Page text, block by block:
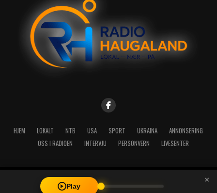
HJEM LOKALT NTB USA SPORT UKRAINA
ANNONSERING
OSS I RADIOEN
INTERVJU PERSONVERN LIVESENTER
Copyright © 2026 A-Media AS | Radio Haugaland - Haraldsgata 114,
5527 Haugesund - Mail: post@radioh.no - Telefon: 52717273
Play
×